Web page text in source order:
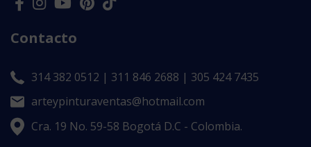
Contacto
314 382 0512 | 311 846 2688 | 305 424 7435
arteypinturaventas@hotmail.com
Cra. 19 No. 59-58 Bogotá D.C - Colombia.